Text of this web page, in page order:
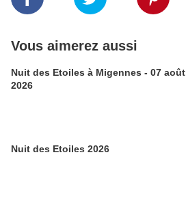
Vous aimerez aussi
Nuit des Etoiles à Migennes - 07 août
2026
Nuit des Etoiles 2026